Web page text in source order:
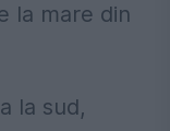
la mare din
la sud,